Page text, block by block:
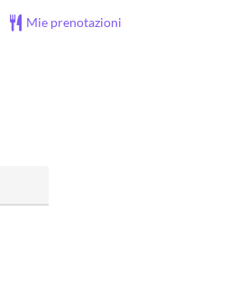
Mie prenotazioni